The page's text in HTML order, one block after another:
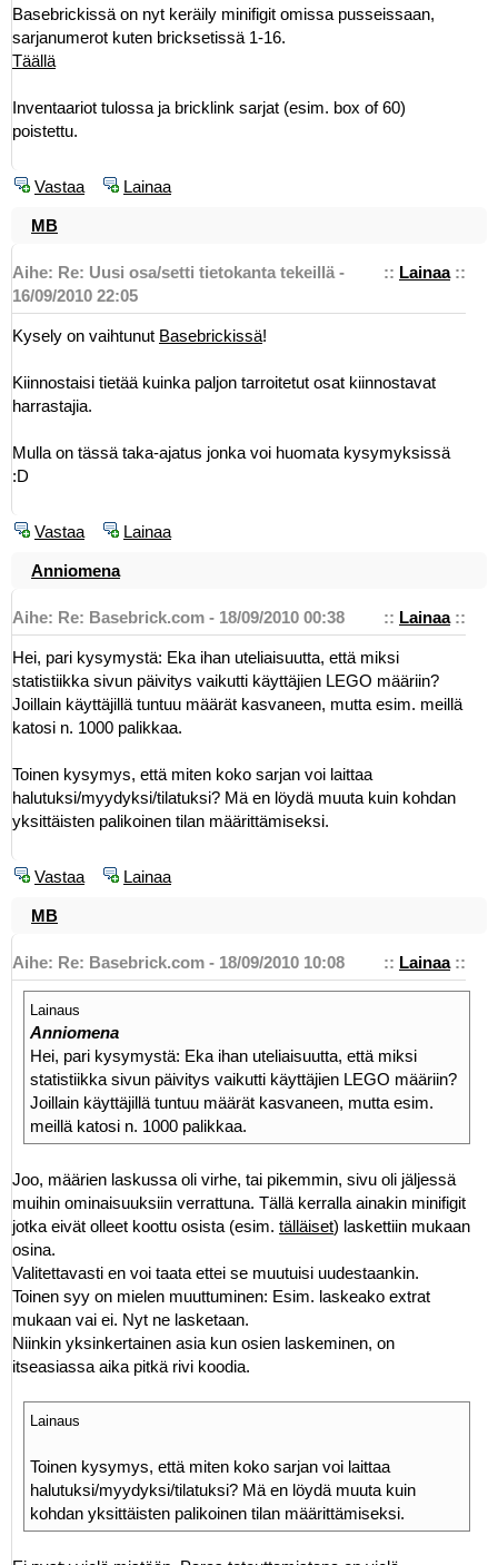
Basebrickissä on nyt keräily minifigit omissa pusseissaan,
sarjanumerot kuten bricksetissä 1-16.
Täällä
Inventaariot tulossa ja bricklink sarjat (esim. box of 60)
poistettu.
Vastaa Lainaa
MB
:: Lainaa::
Aihe: Re: Uusi osa/setti tietokanta tekeillä -
16/09/2010 22:05
Kysely on vaihtunut Basebrickissä!
Kiinnostaisi tietää kuinka paljon tarroitetut osat kiinnostavat
harrastajia.
Mulla on tässä taka-ajatus jonka voi huomata kysymyksissä
:D
Vastaa Lainaa
Anniomena
:: Lainaa::
Aihe: Re: Basebrick.com - 18/09/2010 00:38
Hei, pari kysymystä: Eka ihan uteliaisuutta, että miksi
statistiikka sivun päivitys vaikutti käyttäjien LEGO määriin?
Joillain käyttäjillä tuntuu määrät kasvaneen, mutta esim. meillä
katosi n. 1000 palikkaa.
Toinen kysymys, että miten koko sarjan voi laittaa
halutuksi/myydyksi/tilatuksi? Mä en löydä muuta kuin kohdan
yksittäisten palikoinen tilan määrittämiseksi.
Vastaa Lainaa
MB
:: Lainaa::
Aihe: Re: Basebrick.com - 18/09/2010 10:08
Lainaus
Anniomena
Hei, pari kysymystä: Eka ihan uteliaisuutta, että miksi
statistiikka sivun päivitys vaikutti käyttäjien LEGO määriin?
Joillain käyttäjillä tuntuu määrät kasvaneen, mutta esim.
meillä katosi n. 1000 palikkaa.
Joo, määrien laskussa oli virhe, tai pikemmin, sivu oli jäljessä
muihin ominaisuuksiin verrattuna. Tällä kerralla ainakin minifigit
jotka eivät olleet koottu osista (esim. tälläiset) laskettiin mukaan
osina.
Valitettavasti en voi taata ettei se muutuisi uudestaankin.
Toinen syy on mielen muuttuminen: Esim. laskeako extrat
mukaan vai ei. Nyt ne lasketaan.
Niinkin yksinkertainen asia kun osien laskeminen, on
itseasiassa aika pitkä rivi koodia.
Lainaus
Toinen kysymys, että miten koko sarjan voi laittaa
halutuksi/myydyksi/tilatuksi? Mä en löydä muuta kuin
kohdan yksittäisten palikoinen tilan määrittämiseksi.